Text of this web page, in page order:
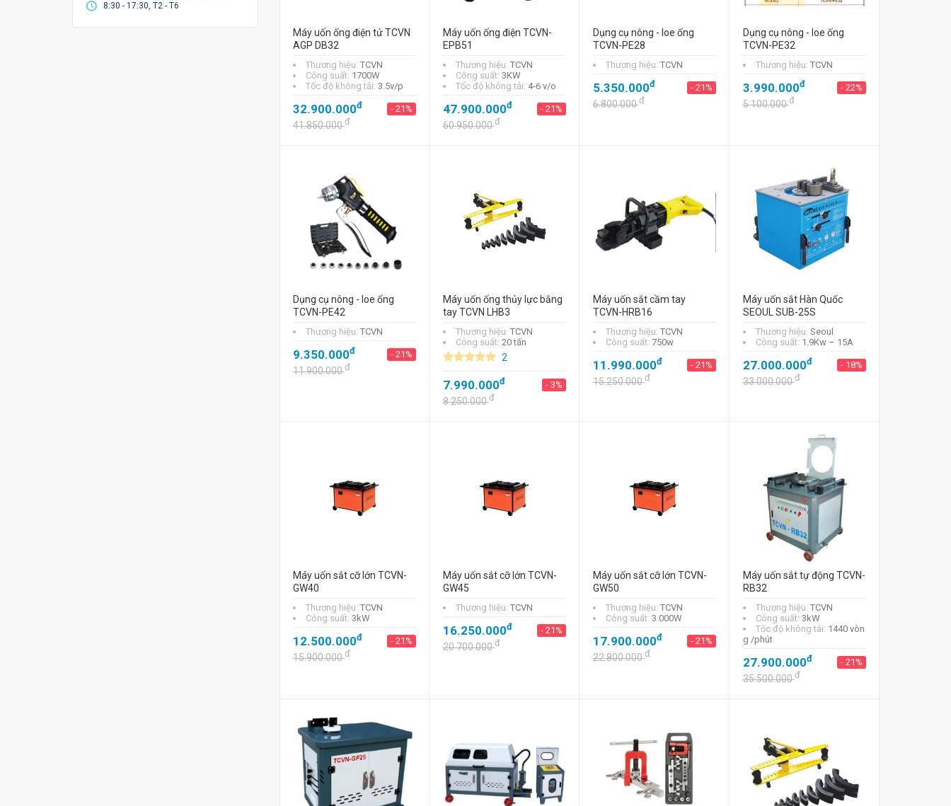
8:30 - 17:30, T2 - T6
Máy uốn ống điện tử TCVN
AGP DB32
Thương hiệu: TCVN
Công suất: 1700W
Tốc độ không tải: 3.5v/p
32.900.000đ - 21%
41.850.000đ
Máy uốn ống điện TCVN-
EPB51
Thương hiệu: TCVN
Công suất: 3KW
Tốc độ không tải: 4-6 v/o
47.900.000đ - 21%
60.950.000đ
Dụng cụ nông - loe ống
TCVN-PE28
Thương hiệu: TCVN
5.350.000đ - 21%
6.800.000đ
Dụng cụ nông - loe ống
TCVN-PE32
Thương hiệu: TCVN
3.990.000đ - 22%
5.100.000đ
Dụng cụ nông - loe ống
TCVN-PE42
Thương hiệu: TCVN
9.350.000đ - 21%
11.900.000đ
Máy uốn ống thủy lực bằng
tay TCVN LHB3
Thương hiệu: TCVN
Công suất: 20 tấn
2
7.990.000đ - 3%
8.250.000đ
Máy uốn sắt cầm tay
TCVN-HRB16
Thương hiệu: TCVN
Công suất: 750w
11.990.000đ - 21%
15.250.000đ
Máy uốn sắt Hàn Quốc
SEOUL SUB-25S
Thương hiệu: Seoul
Công suất: 1.9Kw – 15A
27.000.000đ - 18%
33.000.000đ
Máy uốn sắt cỡ lớn TCVN-
GW40
Thương hiệu: TCVN
Công suất: 3kW
12.500.000đ - 21%
15.900.000đ
Máy uốn sắt cỡ lớn TCVN-
GW45
Thương hiệu: TCVN
16.250.000đ - 21%
20.700.000đ
Máy uốn sắt cỡ lớn TCVN-
GW50
Thương hiệu: TCVN
Công suất: 3.000W
17.900.000đ - 21%
22.800.000đ
Máy uốn sắt tự động TCVN-
RB32
Thương hiệu: TCVN
Công suất: 3kW
Tốc độ không tải: 1440 vòn
g /phút
27.900.000đ - 21%
35.500.000đ